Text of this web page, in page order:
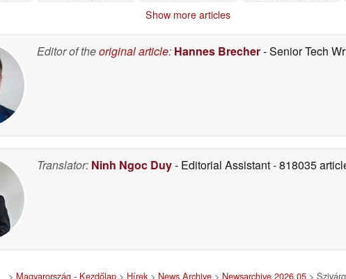
Show more articles
Editor of theoriginal article: Hannes Brecher- Senior Tech
Translator: Ninh Ngoc Duy- Editorial Assistant- 818035
> Magyarország - Kezdőlap > Hírek > News Archive > Newsarchive 2026 05 >